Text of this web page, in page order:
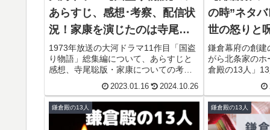
あらすじ、感想･考察、配信状
況！家康を演じたのは寺尾聡
さん。
1973年放送の大河ドラマ11作目「国盗
り物語」総集編について、あらすじと
感想、寺尾聡版・家康についての考察
と、どこで見れるのか配信状況、それ
以外の視聴方法についてお届けしま
す。平幹二郎の斎藤道三、高橋英樹の
織田信長、近藤正臣の明智光秀など、
豪華スター性ぞろい。
2023.01.16 2024.10.26
の時”ネタ
世の怒りと
最期。
鎌倉幕府の創建
がら北条家のホ
倉殿の13人」
れ、姉政子に
ました。もう
わってしまうの
くてたまらない
鎌倉殿の13人 鎌倉殿の13人